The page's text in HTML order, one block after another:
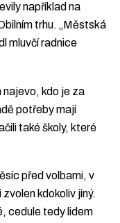
například na
trhu. „Městská
mluvčí radnice
kdo je za
potřeby mají
také školy, které
před volbami, v
kdokoliv jiný.
cedule tedy lidem